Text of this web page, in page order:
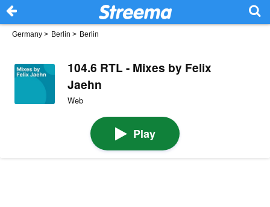
Germany > Berlin > Berlin
104.6 RTL - Mixes by Felix
Jaehn
Web
Play